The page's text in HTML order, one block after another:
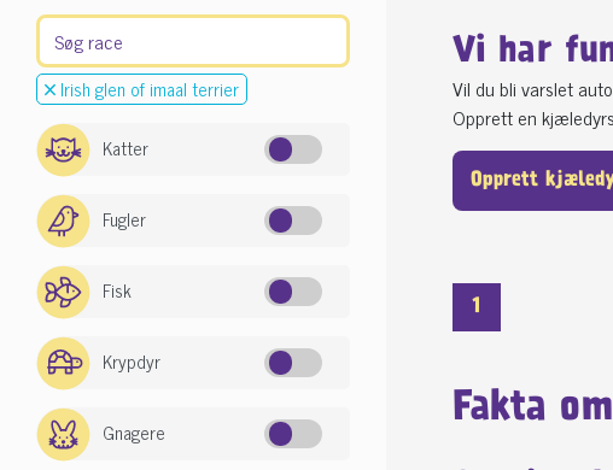
Irish glen of imaal terrier
Katter
Fugler
Fisk
Krypdyr
Gnagere
Vi har
Vil du bli varslet
Opprett en
Opprett
1
Fakta